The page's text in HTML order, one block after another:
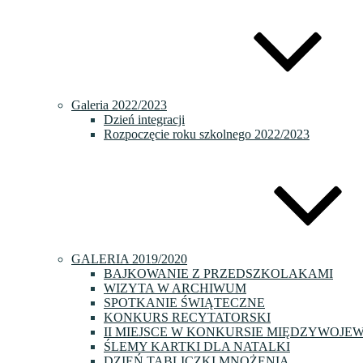
Galeria 2022/2023
Dzień integracji
Rozpoczęcie roku szkolnego 2022/2023
GALERIA 2019/2020
BAJKOWANIE Z PRZEDSZKOLAKAMI
WIZYTA W ARCHIWUM
SPOTKANIE ŚWIĄTECZNE
KONKURS RECYTATORSKI
II MIEJSCE W KONKURSIE
ŚLEMY KARTKI DLA NATALKI